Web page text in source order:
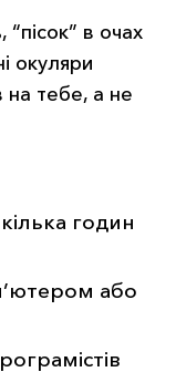
“пісок” в очах
окуляри
на тебе, а не
годин
або